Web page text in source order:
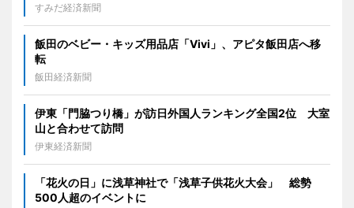
すみだ経済新聞
飯田のベビー・キッズ用品店「Vivi」、アピタ飯田店へ移
転
飯田経済新聞
伊東「門脇つり橋」が訪日外国人ランキング全国2位 大室
山と合わせて訪問
伊東経済新聞
「花火の日」に浅草神社で「浅草子供花火大会」 総勢
500人超のイベントに